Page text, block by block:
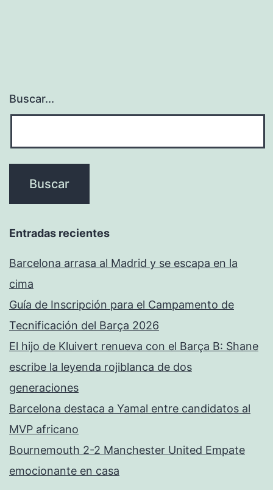
Buscar...
Entradas recientes
Barcelona arrasa al Madrid y se escapa en la
cima
Guía de Inscripción para el Campamento de
Tecnificación del Barça 2026
El hijo de Kluivert renueva con el Barça B: Shane
escribe la leyenda rojiblanca de dos
generaciones
Barcelona destaca a Yamal entre candidatos al
MVP africano
Bournemouth 2-2 Manchester United Empate
emocionante en casa